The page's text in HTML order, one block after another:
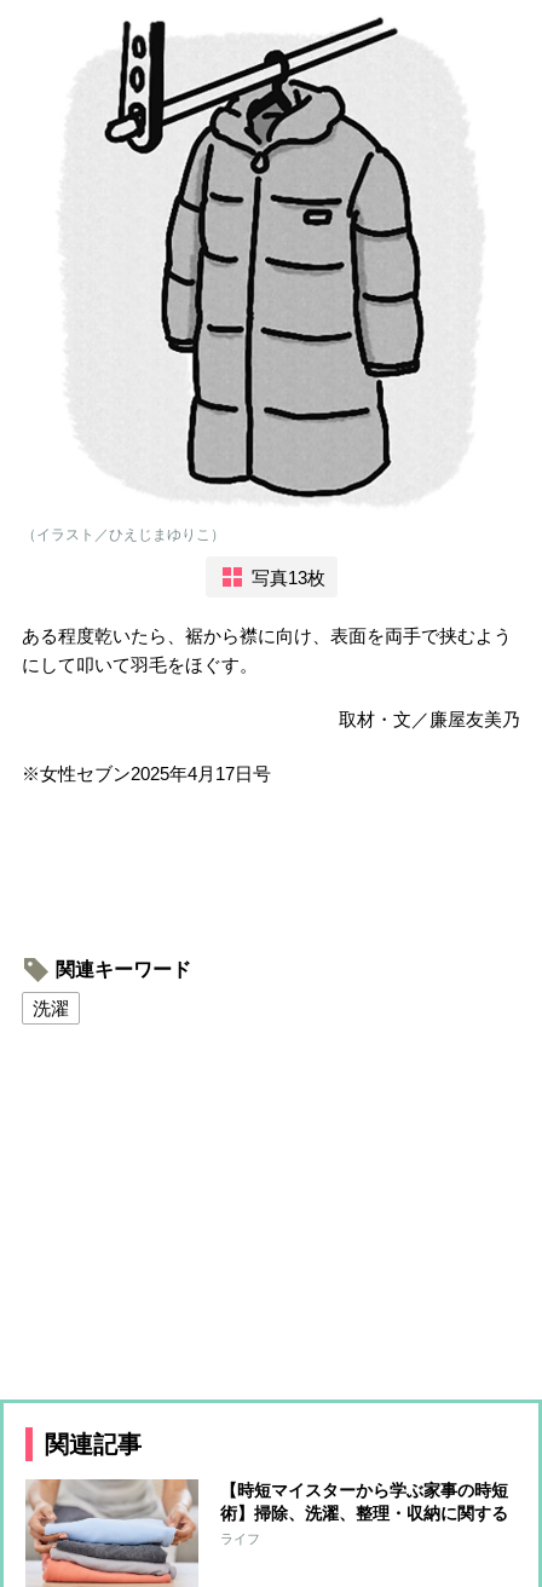
（イラスト／ひえじまゆりこ）
写真13枚
ある程度乾いたら、裾から襟に向け、表面を両手で挟むよう
にして叩いて羽毛をほぐす。
取材・文／廉屋友美乃
※女性セブン2025年4月17日号
関連キーワード
洗濯
関連記事
【時短マイスターから学ぶ家事の時短
術】掃除、洗濯、整理・収納に関する
ワザ「Tシャツを4秒でたたむ方法」
ライフ